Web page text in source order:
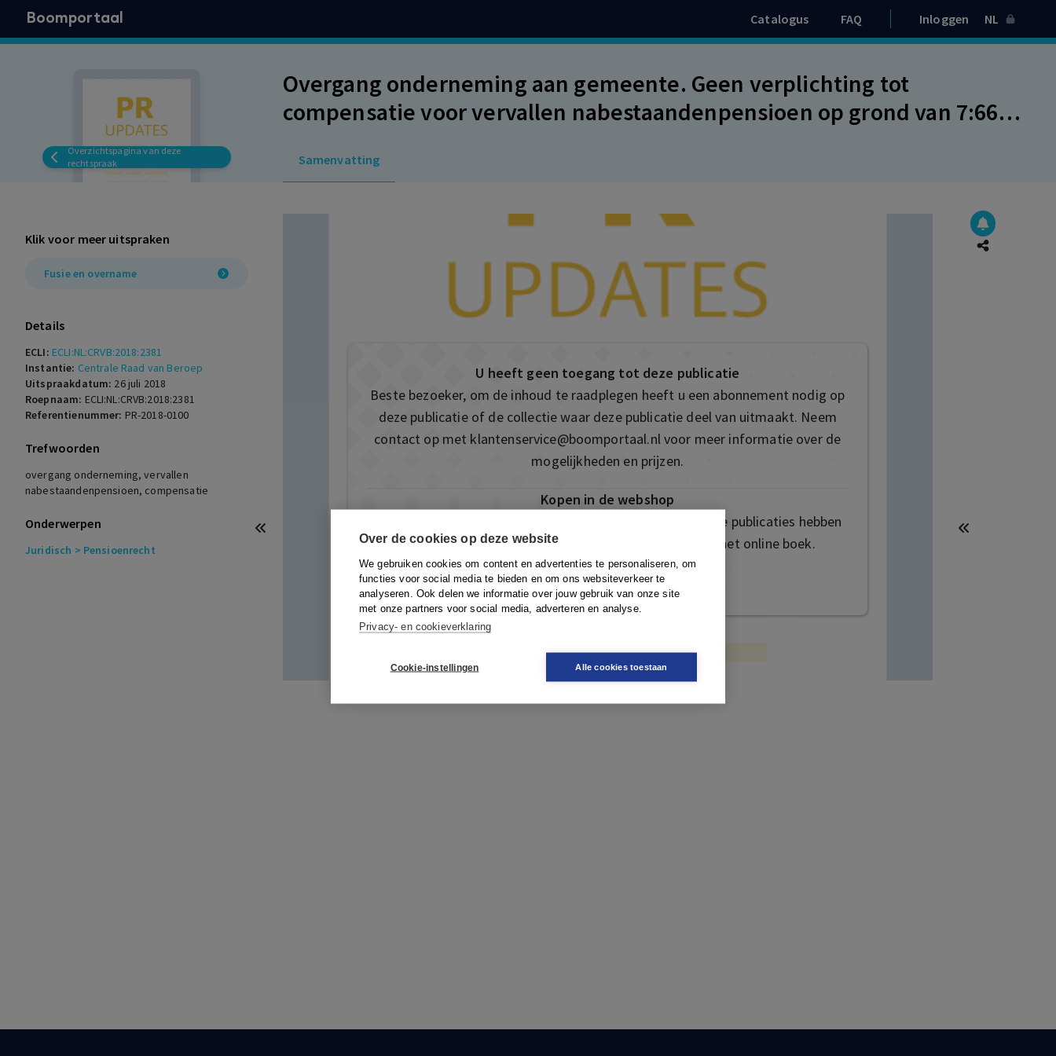
Over de cookies op deze website
We gebruiken cookies om content en advertenties te personaliseren, om
functies voor social media te bieden en om ons websiteverkeer te
analyseren. Ook delen we informatie over jouw gebruik van onze site
met onze partners voor social media, adverteren en analyse.
Privacy- en cookieverklaring
Cookie-instellingen Alle cookies toestaan
Boomportaal Catalogus FAQ Inloggen NL
Overzichtspagina van deze
rechtspraak
Overgang onderneming aan gemeente. Geen verplichting tot
compensatie voor vervallen nabestaandenpensioen op grond van 7:662,
Samenvatting
Klik voor meer uitspraken
Fusie en overname
Details
ECLI: ECLI:NL:CRVB:2018:2381
Instantie: Centrale Raad van Beroep
Uitspraakdatum: 26 juli 2018
Roepnaam: ECLI:NL:CRVB:2018:2381
Referentienummer: PR-2018-0100
Trefwoorden
overgang onderneming, vervallen
nabestaandenpensioen, compensatie
Onderwerpen
Juridisch > Pensioenrecht
U heeft geen toegang tot deze publicatie
Beste bezoeker, om de inhoud te raadplegen heeft u een abonnement nodig op
deze publicatie of de collectie waar deze publicatie deel van uitmaakt. Neem
contact op met klantenservice@boomportaal.nlvoor meer informatie over de
mogelijkheden en prijzen.
Kopen in de webshop
Deze publicatie is ook te vinden in onze webshop. Sommige publicaties hebben
ook de mogelijkheid om direct toegang te kopen tot het online boek.
Naar de webshop